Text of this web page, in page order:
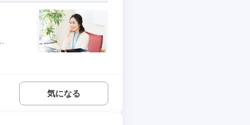
気になる